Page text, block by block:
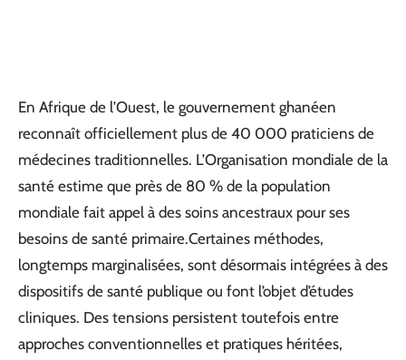
En Afrique de l’Ouest, le gouvernement ghanéen
reconnaît officiellement plus de 40 000 praticiens de
médecines traditionnelles. L’Organisation mondiale de la
santé estime que près de 80 % de la population
mondiale fait appel à des soins ancestraux pour ses
besoins de santé primaire.Certaines méthodes,
longtemps marginalisées, sont désormais intégrées à des
dispositifs de santé publique ou font l’objet d’études
cliniques. Des tensions persistent toutefois entre
approches conventionnelles et pratiques héritées,